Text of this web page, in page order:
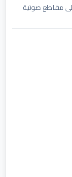
مقاطع صوتية